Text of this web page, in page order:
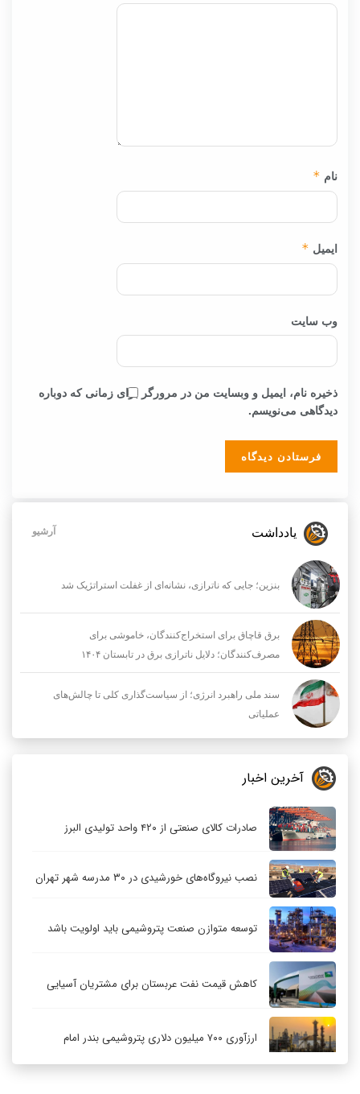
نام *
ایمیل *
وب‌ سایت
ذخیره نام، ایمیل و وبسایت من در مرورگر برای زمانی که دوباره
دیدگاهی می‌نویسم.
یادداشت آرشیو
بنزین؛ جایی که ناترازی، نشانه‌ای از غفلت استراتژیک شد
برق قاچاق برای استخراج‌کنندگان، خاموشی برای
مصرف‌کنندگان؛ دلایل ناترازی برق در تابستان ۱۴۰۴
سند ملی راهبرد انرژی؛ از سیاست‌گذاری کلی تا چالش‌های
عملیاتی
آخرین اخبار
صادرات کالای صنعتی از ۴۲۰ واحد تولیدی البرز
نصب نیروگاه‌های خورشیدی در ۳۰ مدرسه شهر تهران
توسعه متوازن صنعت پتروشیمی باید اولویت باشد
کاهش قیمت نفت عربستان برای مشتریان آسیایی
ارزآوری ۷۰۰ میلیون دلاری پتروشیمی بندر امام